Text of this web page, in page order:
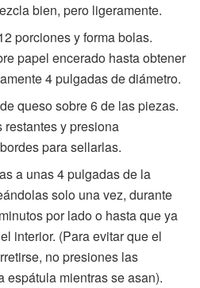
bien, pero ligeramente.
porciones y forma bolas.
papel encerado hasta obtener
4 pulgadas de diámetro.
queso sobre 6 de las piezas.
y presiona
para sellarlas.
a unas 4 pulgadas de la
solo una vez, durante
por lado o hasta que ya
interior. (Para evitar que el
no presiones las
espátula mientras se asan).